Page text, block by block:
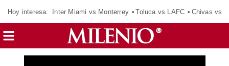
Hoy interesa: Inter Miami vs Monterrey Toluca vs LAFC Chivas vs